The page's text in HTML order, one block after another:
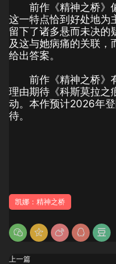
前作《精神之桥》
这一特点恰到好处地为
留下了诸多悬而未决的
及这与她病痛的关联，
给出答案。
前作《精神之桥》
理由期待《科斯莫拉之
动。本作预计2026年
待。
凯娜：精神之桥
上一篇